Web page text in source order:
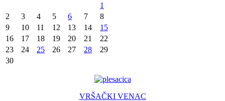
1
2
3 4 5 6 7
8
9
10 11 12 13 14
15
16
17 18 19 20 21
22
23
24 25 26 27 28
29
30
VRŠAČKI VENAC